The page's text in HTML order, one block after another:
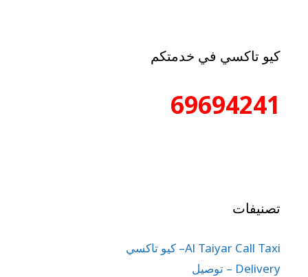
كيو تاكسي في خدمتكم
69694241
تصنيفات
Al Taiyar Call Taxi– كيو تاكسي
Delivery – توصيل